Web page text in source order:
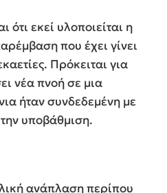
ότι εκεί υλοποιείται η
που έχει γίνει
Πρόκειται για
νέα πνοή σε μια
ήταν συνδεδεμένη με
υποβάθμιση.
ανάπλαση περίπου